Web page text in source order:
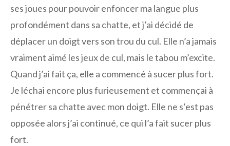
ses joues pour pouvoir enfoncer ma langue plus
profondément dans sa chatte, et j’ai décidé de
déplacer un doigt vers son trou du cul. Elle n’a jamais
vraiment aimé les jeux de cul, mais le tabou m’excite.
Quand j’ai fait ça, elle a commencé à sucer plus fort.
Je léchai encore plus furieusement et commençai à
pénétrer sa chatte avec mon doigt. Elle ne s’est pas
opposée alors j’ai continué, ce qui l’a fait sucer plus
fort.